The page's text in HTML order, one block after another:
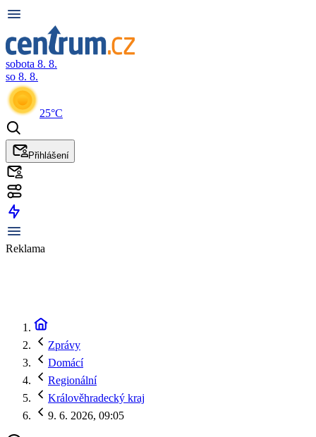
sobota 8. 8.
so 8. 8.
25°C
Přihlášení
Reklama
Zprávy
Domácí
Regionální
Králověhradecký kraj
9. 6. 2026, 09:05